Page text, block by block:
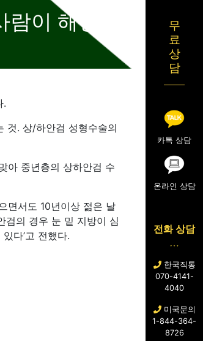
이 해당되
.
것. 상/하안검 성형수술의
아 중년층의 상하안검 수
면서도 10년이상 젊은 날
검의 경우 눈 밑 지방이 심
다’고 전했다.
무
료
상
담
카톡 상담
온라인 상담
전화 상담
한국직통
070-4141-
4040
미국문의
1-844-364-
8726